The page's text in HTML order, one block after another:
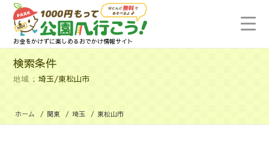
お金をかけずに楽しめるおでかけ情報サイト
検索条件
地域 埼玉/東松山市
ホーム / 関東 / 埼玉 / 東松山市